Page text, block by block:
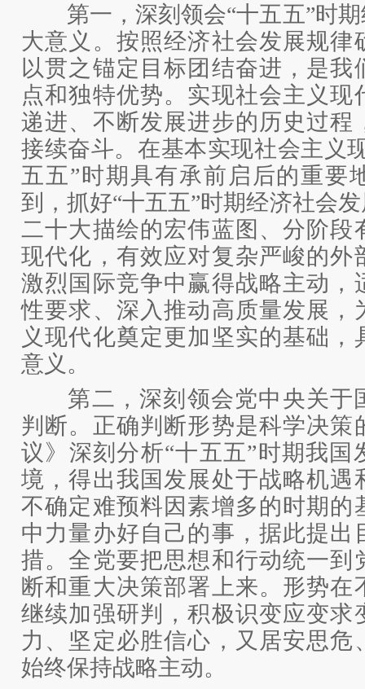
第一，深刻领会“十五五”时期
大意义。按照经济社会发展规律
以贯之锚定目标团结奋进，是我
点和独特优势。实现社会主义现
递进、不断发展进步的历史过程
接续奋斗。在基本实现社会主义
五五”时期具有承前启后的重要
到，抓好“十五五”时期经济社会
二十大描绘的宏伟蓝图、分阶段
现代化，有效应对复杂严峻的外
激烈国际竞争中赢得战略主动，
性要求、深入推动高质量发展，
义现代化奠定更加坚实的基础，
意义。
第二，深刻领会党中央关于
判断。正确判断形势是科学决策
议》深刻分析“十五五”时期我国
境，得出我国发展处于战略机遇
不确定难预料因素增多的时期的
中力量办好自己的事，据此提出
措。全党要把思想和行动统一到
断和重大决策部署上来。形势在
继续加强研判，积极识变应变求
力、坚定必胜信心，又居安思危
始终保持战略主动。